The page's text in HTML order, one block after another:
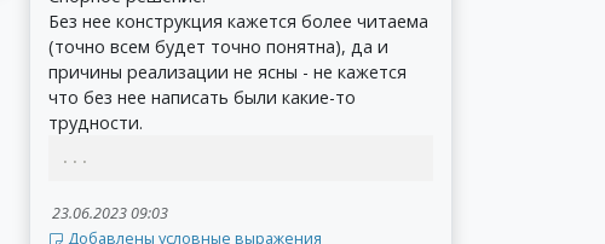
Без нее конструкция кажется более читаема
(точно всем будет точно понятна), да и
причины реализации не ясны - не кажется
что без нее написать были какие-то
трудности.
...
23.06.2023 09:03
Добавлены условные выражения